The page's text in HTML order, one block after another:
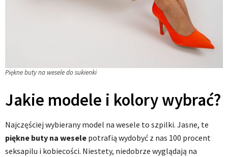
Piękne buty na wesele do sukienki
Jakie modele i kolory wybrać?
Najczęściej wybierany model na wesele to szpilki. Jasne, te
piękne buty na wesele potrafią wydobyć z nas 100 procent
seksapilu i kobiecości. Niestety, niedobrze wyglądają na